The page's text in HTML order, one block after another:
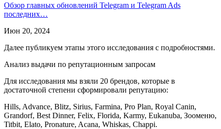
Обзор главных обновлений Telegram и Telegram Ads
последних…
Июн 20, 2024
Далее публикуем этапы этого исследования с подробностями.
Анализ выдачи по репутационным запросам
Для исследования мы взяли 20 брендов, которые в
достаточной степени сформировали репутацию:
Hills, Advance, Blitz, Sirius, Farmina, Pro Plan, Royal Canin,
Grandorf, Best Dinner, Felix, Florida, Karmy, Eukanuba, Зооменю,
Titbit, Elato, Pronature, Acana, Whiskas, Chappi.